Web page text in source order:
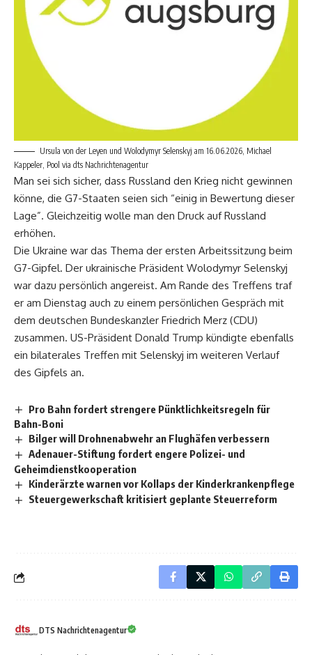
Ursula von der Leyen und Wolodymyr Selenskyj am 16.06.2026, Michael
Kappeler, Pool via dts Nachrichtenagentur
Man sei sich sicher, dass Russland den Krieg nicht gewinnen
könne, die G7-Staaten seien sich “einig in Bewertung dieser
Lage”. Gleichzeitig wolle man den Druck auf Russland
erhöhen.
Die Ukraine war das Thema der ersten Arbeitssitzung beim
G7-Gipfel. Der ukrainische Präsident Wolodymyr Selenskyj
war dazu persönlich angereist. Am Rande des Treffens traf
er am Dienstag auch zu einem persönlichen Gespräch mit
dem deutschen Bundeskanzler Friedrich Merz (CDU)
zusammen. US-Präsident Donald Trump kündigte ebenfalls
ein bilaterales Treffen mit Selenskyj im weiteren Verlauf
des Gipfels an.
Pro Bahn fordert strengere Pünktlichkeitsregeln für
Bahn-Boni
Bilger will Drohnenabwehr an Flughäfen verbessern
Adenauer-Stiftung fordert engere Polizei- und
Geheimdienstkooperation
Kinderärzte warnen vor Kollaps der Kinderkrankenpflege
Steuergewerkschaft kritisiert geplante Steuerreform
DTS Nachrichtenagentur